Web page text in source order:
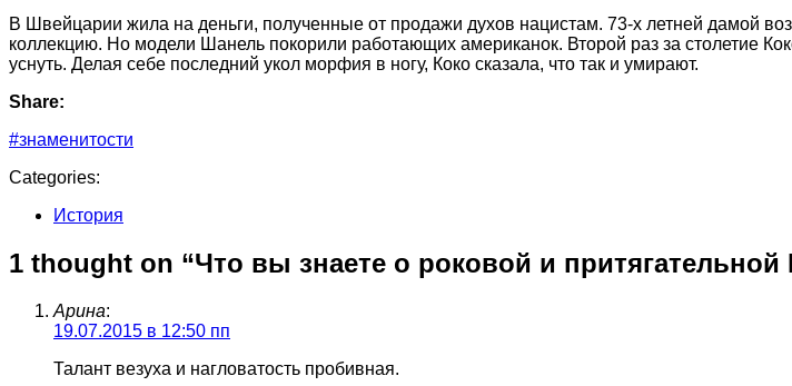
В Швейцарии жила на деньги, полученные от продажи духов нацистам. 73-х летней дамой
коллекцию. Но модели Шанель покорили работающих американок. Второй раз за столетие
уснуть. Делая себе последний укол морфия в ногу, Коко сказала, что так и умирают.
Share:
#знаменитости
Categories:
История
1 thought on “Что вы знаете о роковой и
Арина:
19.07.2015 в 12:50 пп
Талант везуха и нагловатость пробивная.